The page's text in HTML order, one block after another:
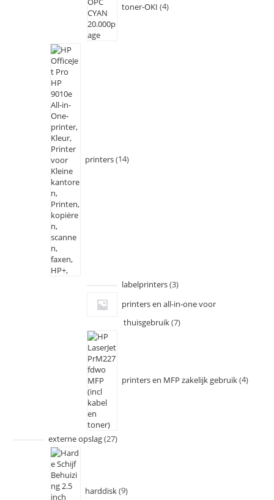
toner-OKI 4
printers 14
labelprinters 3
printers en all-in-one voor
thuisgebruik 7
printers en MFP zakelijk gebruik 4
externe opslag 27
harddisk 9